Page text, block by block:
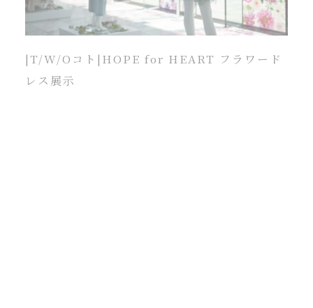
|T/W/Oコト|HOPE for HEART フラワード
レス展示